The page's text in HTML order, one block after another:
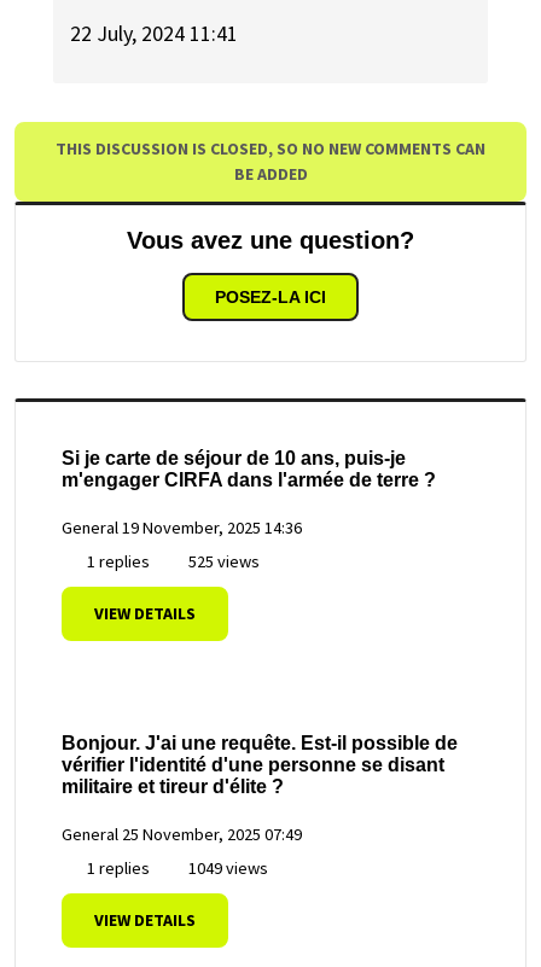
22 July, 2024 11:41
THIS DISCUSSION IS CLOSED, SO NO NEW COMMENTS CAN
BE ADDED
Vous avez une question?
POSEZ-LA ICI
Si je carte de séjour de 10 ans, puis-je
m'engager CIRFA dans l'armée de terre ?
General19 November, 2025 14:36
1 replies
525 views
VIEW DETAILS
Bonjour. J'ai une requête. Est-il possible de
vérifier l'identité d'une personne se disant
militaire et tireur d'élite ?
General 25 November, 2025 07:49
1 replies
1049 views
VIEW DETAILS